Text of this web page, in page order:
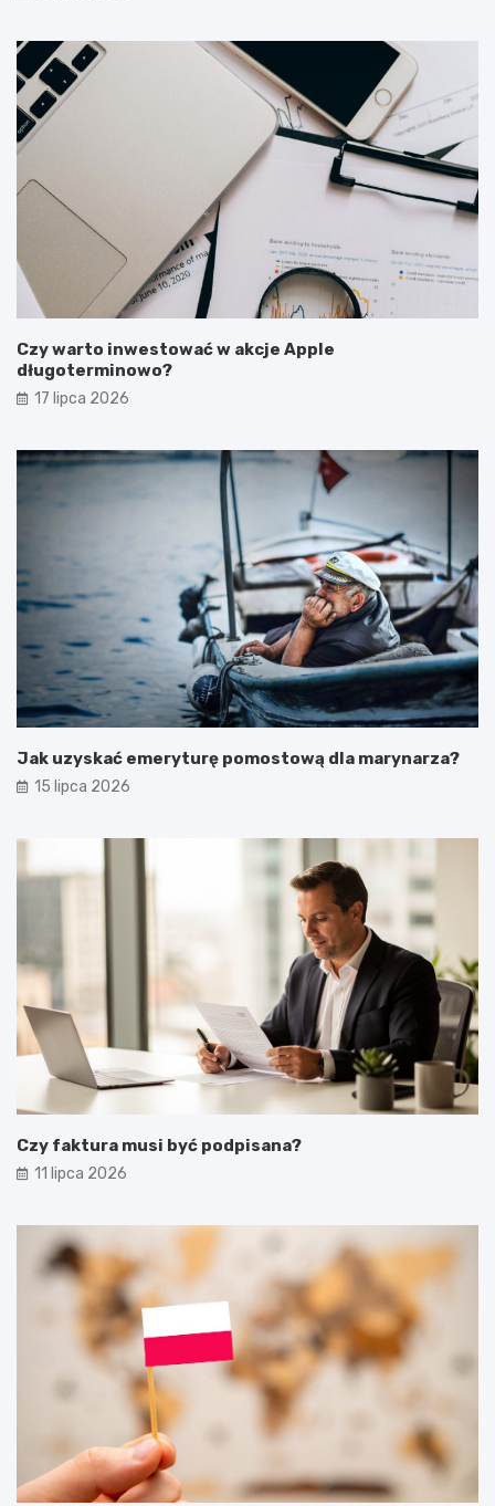
Czy warto inwestować w akcje Apple
długoterminowo?
17 lipca 2026
Jak uzyskać emeryturę pomostową dla marynarza?
15 lipca 2026
Czy faktura musi być podpisana?
11 lipca 2026